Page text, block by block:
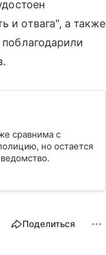
и отвага", а также
сравнима с
но остается
Поделиться